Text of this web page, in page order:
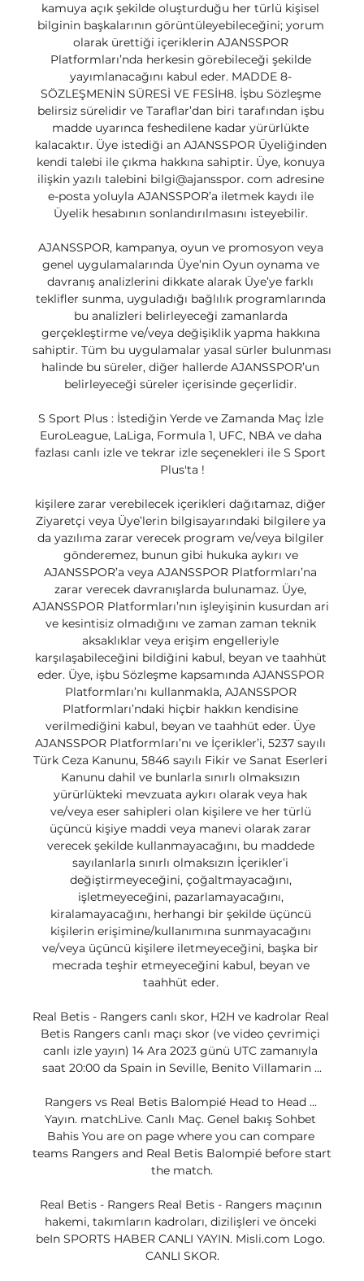
kamuya açık şekilde oluşturduğu her türlü kişisel
bilginin başkalarının görüntüleyebileceğini; yorum
olarak ürettiği içeriklerin AJANSSPOR
Platformları’nda herkesin görebileceği şekilde
yayımlanacağını kabul eder. MADDE 8-
SÖZLEŞMENİN SÜRESİ VE FESİH8. İşbu Sözleşme
belirsiz sürelidir ve Taraflar’dan biri tarafından işbu
madde uyarınca feshedilene kadar yürürlükte
kalacaktır. Üye istediği an AJANSSPOR Üyeliğinden
kendi talebi ile çıkma hakkına sahiptir. Üye, konuya
ilişkin yazılı talebini bilgi@ajansspor. com adresine
e-posta yoluyla AJANSSPOR’a iletmek kaydı ile
Üyelik hesabının sonlandırılmasını isteyebilir.
AJANSSPOR, kampanya, oyun ve promosyon veya
genel uygulamalarında Üye’nin Oyun oynama ve
davranış analizlerini dikkate alarak Üye’ye farklı
teklifler sunma, uyguladığı bağlılık programlarında
bu analizleri belirleyeceği zamanlarda
gerçekleştirme ve/veya değişiklik yapma hakkına
sahiptir. Tüm bu uygulamalar yasal sürler bulunması
halinde bu süreler, diğer hallerde AJANSSPOR’un
belirleyeceği süreler içerisinde geçerlidir.
S Sport Plus : İstediğin Yerde ve Zamanda Maç İzle
EuroLeague, LaLiga, Formula 1, UFC, NBA ve daha
fazlası canlı izle ve tekrar izle seçenekleri ile S Sport
Plus'ta !
kişilere zarar verebilecek içerikleri dağıtamaz, diğer
Ziyaretçi veya Üye’lerin bilgisayarındaki bilgilere ya
da yazılıma zarar verecek program ve/veya bilgiler
gönderemez, bunun gibi hukuka aykırı ve
AJANSSPOR’a veya AJANSSPOR Platformları’na
zarar verecek davranışlarda bulunamaz. Üye,
AJANSSPOR Platformları’nın işleyişinin kusurdan ari
ve kesintisiz olmadığını ve zaman zaman teknik
aksaklıklar veya erişim engelleriyle
karşılaşabileceğini bildiğini kabul, beyan ve taahhüt
eder. Üye, işbu Sözleşme kapsamında AJANSSPOR
Platformları’nı kullanmakla, AJANSSPOR
Platformları’ndaki hiçbir hakkın kendisine
verilmediğini kabul, beyan ve taahhüt eder. Üye
AJANSSPOR Platformları’nı ve İçerikler’i, 5237 sayılı
Türk Ceza Kanunu, 5846 sayılı Fikir ve Sanat Eserleri
Kanunu dahil ve bunlarla sınırlı olmaksızın
yürürlükteki mevzuata aykırı olarak veya hak
ve/veya eser sahipleri olan kişilere ve her türlü
üçüncü kişiye maddi veya manevi olarak zarar
verecek şekilde kullanmayacağını, bu maddede
sayılanlarla sınırlı olmaksızın İçerikler’i
değiştirmeyeceğini, çoğaltmayacağını,
işletmeyeceğini, pazarlamayacağını,
kiralamayacağını, herhangi bir şekilde üçüncü
kişilerin erişimine/kullanımına sunmayacağını
ve/veya üçüncü kişilere iletmeyeceğini, başka bir
mecrada teşhir etmeyeceğini kabul, beyan ve
taahhüt eder.
Real Betis - Rangers canlı skor, H2H ve kadrolar Real
Betis Rangers canlı maçı skor (ve video çevrimiçi
canlı izle yayın) 14 Ara 2023 günü UTC zamanıyla
saat 20:00 da Spain in Seville, Benito Villamarin ...
Rangers vs Real Betis Balompié Head to Head ...
Yayın. matchLive. Canlı Maç. Genel bakış Sohbet
Bahis You are on page where you can compare
teams Rangers and Real Betis Balompié before start
the match.
Real Betis - Rangers Real Betis - Rangers maçının
hakemi, takımların kadroları, dizilişleri ve önceki
beIn SPORTS HABER CANLI YAYIN. Misli.com Logo.
CANLI SKOR.